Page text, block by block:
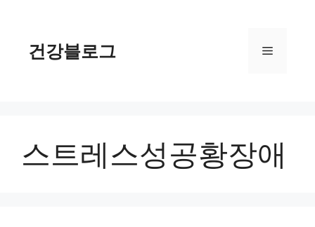
건강블로그 메
스트레스성공황장애